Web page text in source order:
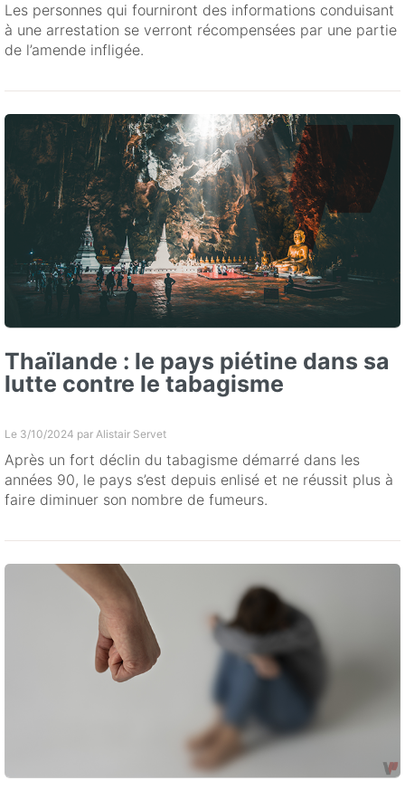
Les personnes qui fourniront des informations conduisant
à une arrestation se verront récompensées par une partie
de l’amende infligée.
Thaïlande : le pays piétine dans sa
lutte contre le tabagisme
Le 3/10/2024 par Alistair Servet
Après un fort déclin du tabagisme démarré dans les
années 90, le pays s’est depuis enlisé et ne réussit plus à
faire diminuer son nombre de fumeurs.